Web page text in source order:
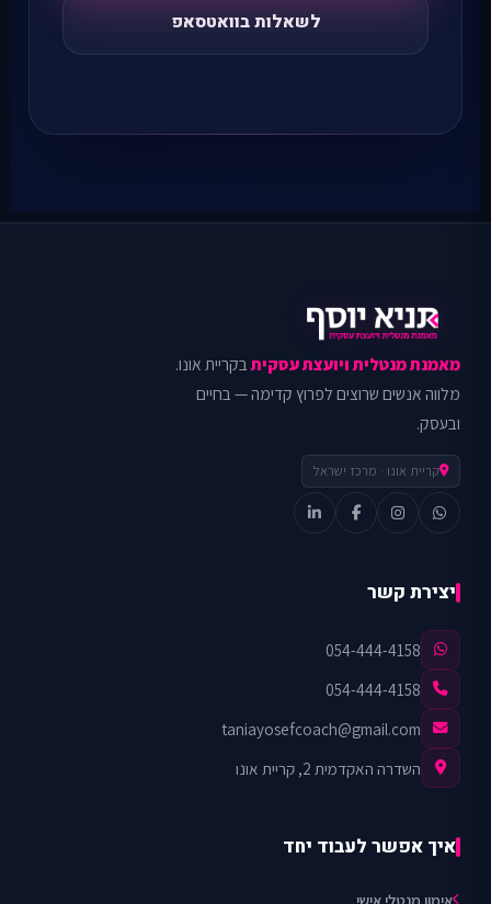
לשאלות בוואטסאפ
מאמנת מנטלית ויועצת עסקיתבקריית אונו.
מלווה אנשים שרוצים לפרוץ קדימה — בחיים
ובעסק.
קריית אונו · מרכז ישראל
יצירת קשר
054-444-4158
054-444-4158
taniayosefcoach@gmail.com
השדרה האקדמית 2, קריית אונו
איך אפשר לעבוד יחד